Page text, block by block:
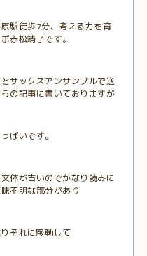
駅徒歩7分、考える力を育
赤松靖子です。
サックスアンサンブルで送
らの記事に書いておりますが
ぱいです。
体が古いのでかなり読みに
不明な部分があり
それに感動して